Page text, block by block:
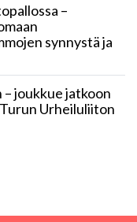
–
synnystä ja
joukkue jatkoon
Urheiluliiton